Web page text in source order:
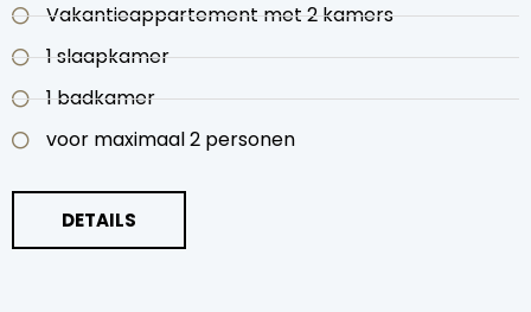
Vakantieappartement met 2 kamers
1 slaapkamer
1 badkamer
voor maximaal 2 personen
DETAILS